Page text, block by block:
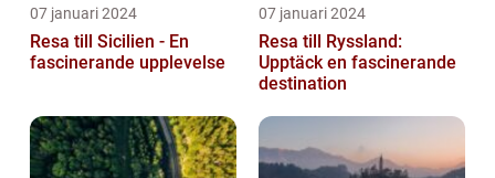
07 januari 2024
Resa till Sicilien - En
fascinerande upplevelse
07 januari 2024
Resa till Ryssland:
Upptäck en fascinerande
destination